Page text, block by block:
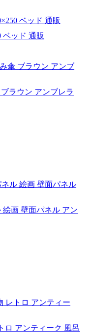
ベッド 通販
ラウン アンブレラ
画 壁面パネル アン
ロ アンティーク 風呂